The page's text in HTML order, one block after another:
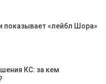
показывает «лейбл Шора»
КС: за кем